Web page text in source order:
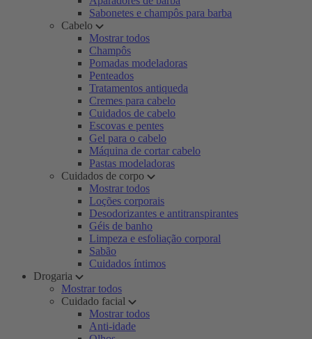
Sabonetes e champôs para barba
Cabelo
Mostrar todos
Champôs
Pomadas modeladoras
Penteados
Tratamentos antiqueda
Cremes para cabelo
Cuidados de cabelo
Escovas e pentes
Gel para o cabelo
Máquina de cortar cabelo
Pastas modeladoras
Cuidados de corpo
Mostrar todos
Loções corporais
Desodorizantes e antitranspirantes
Géis de banho
Limpeza e esfoliação corporal
Sabão
Cuidados íntimos
Drogaria
Mostrar todos
Cuidado facial
Mostrar todos
Anti-idade